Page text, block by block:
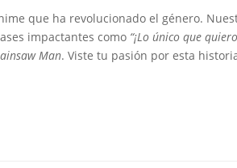
que ha revolucionado el género.
impactantes como “¡Lo único que
Man. Viste tu pasión por esta